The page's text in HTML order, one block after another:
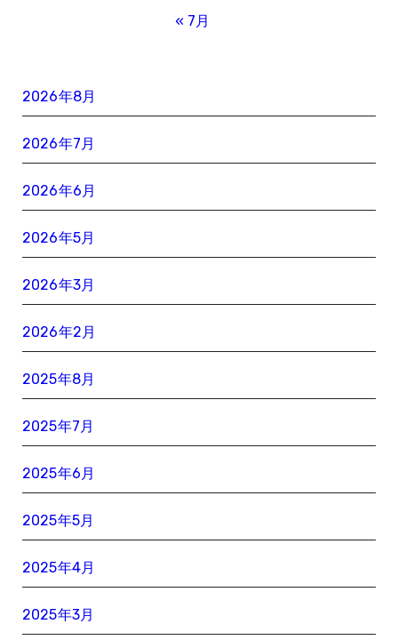
« 7月
2026年8月
2026年7月
2026年6月
2026年5月
2026年3月
2026年2月
2025年8月
2025年7月
2025年6月
2025年5月
2025年4月
2025年3月